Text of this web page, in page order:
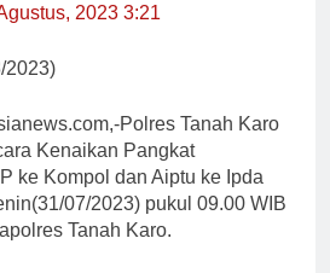
2023 3:21
2023)
Polres Tanah Karo
Kenaikan Pangkat
ke Kompol dan Aiptu ke Ipda
07/2023) pukul 09.00 WIB
Tanah Karo.